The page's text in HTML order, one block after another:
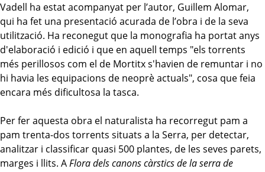
Vadell ha estat acompanyat per l’autor, Guillem Alomar,
qui ha fet una presentació acurada de l’obra i de la seva
utilització. Ha reconegut que la monografia ha portat anys
d'elaboració i edició i que en aquell temps "els torrents
més perillosos com el de Mortitx s'havien de remuntar i no
hi havia les equipacions de neoprè actuals", cosa que feia
encara més dificultosa la tasca.
Per fer aquesta obra el naturalista ha recorregut pam a
pam trenta-dos torrents situats a la Serra, per detectar,
analitzar i classificar quasi 500 plantes, de les seves parets,
marges i llits. AFlora dels canons càrstics de la serra de